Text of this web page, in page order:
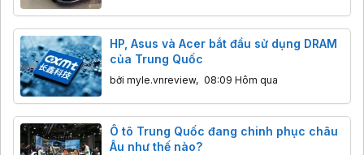
HP, Asus và Acer bắt đầu sử dụng DRAM
của Trung Quốc
bởi myle.vnreview, 08:09 Hôm qua
Ô tô Trung Quốc đang chinh phục châu
Âu như thế nào?